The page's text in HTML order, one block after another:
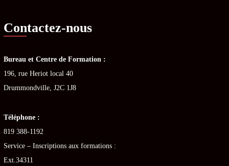
Contactez-nous
Bureau et Centre de Formation :
196, rue Heriot local 40
Drummondville, J2C 1J8
Téléphone :
819 388-1192
Service – Inscriptions aux formations :
Ext.34311